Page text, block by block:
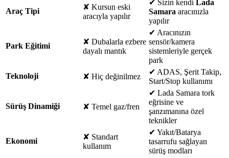
Araç Tipi ✘ Kursun eski
aracıyla yapılır
✔ Sizin kendi Lada
Samara aracınızla
yapılır
Park Eğitimi ✘ Dubalarla ezbere
dayalı mantık
✔ Aracınızın
sensör/kamera
sistemleriyle gerçek
park
Teknoloji
✘ Hiç değinilmez
✔ ADAS, Şerit Takip,
Start/Stop kullanımı
Sürüş Dinamiği ✘ Temel gaz/fren
✔ Lada Samara tork
eğrisine ve
şanzımanına özel
teknikler
Ekonomi ✘ Standart
kullanım
✔ Yakıt/Batarya
tasarrufu sağlayan
sürüş modları